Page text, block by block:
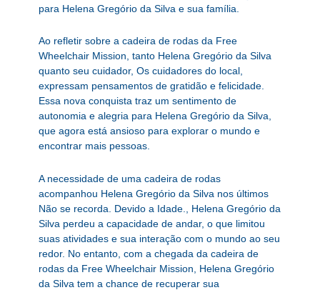
para Helena Gregório da Silva e sua família.
Ao refletir sobre a cadeira de rodas da Free
Wheelchair Mission, tanto Helena Gregório da Silva
quanto seu cuidador, Os cuidadores do local,
expressam pensamentos de gratidão e felicidade.
Essa nova conquista traz um sentimento de
autonomia e alegria para Helena Gregório da Silva,
que agora está ansioso para explorar o mundo e
encontrar mais pessoas.
A necessidade de uma cadeira de rodas
acompanhou Helena Gregório da Silva nos últimos
Não se recorda. Devido a Idade., Helena Gregório da
Silva perdeu a capacidade de andar, o que limitou
suas atividades e sua interação com o mundo ao seu
redor. No entanto, com a chegada da cadeira de
rodas da Free Wheelchair Mission, Helena Gregório
da Silva tem a chance de recuperar sua